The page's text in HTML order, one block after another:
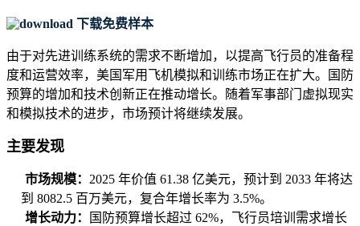
下载免费样本
由于对先进训练系统的需求不断增加，以提高飞行员的准备程
度和运营效率，美国军用飞机模拟和训练市场正在扩大。国防
预算的增加和技术创新正在推动增长。随着军事部门虚拟现实
和模拟技术的进步，市场预计将继续发展。
主要发现
市场规模： 2025 年价值 61.38 亿美元，预计到 2033 年将达
到 8082.5 百万美元，复合年增长率为 3.5%。
增长动力：
国防预算增长超过 62%，飞行员培训需求增长